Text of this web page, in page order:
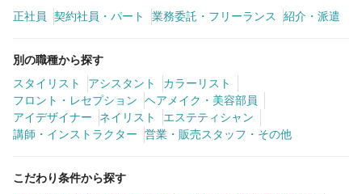
正社員
契約社員・パート 業務委託・フリーランス 紹介・派遣
別の職種から探す
スタイリスト
アシスタント
カラーリスト
フロント・レセプション
ヘアメイク・美容部員
アイデザイナー
ネイリスト
エステティシャン
講師・インストラクター
営業・販売スタッフ・その他
こだわり条件から探す